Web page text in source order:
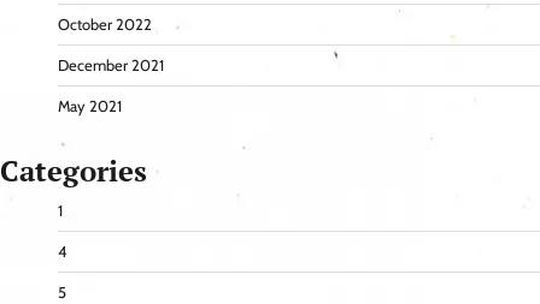
October 2022
December 2021
May 2021
Categories
1
4
5